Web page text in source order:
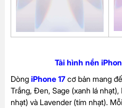
Tải hình nền
Dòng iPhone 17 cơ bản mang
Trắng, Đen, Sage (xanh lá
nhạt) và Lavender (tím nhạt).